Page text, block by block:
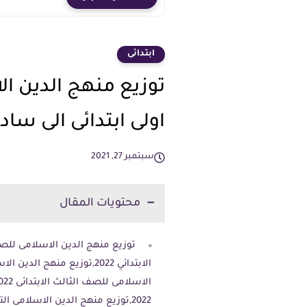
ابتدائى
توزيع منهج الدين
اولى ابتدائى الى
سبتمبر 27, 2021
محتويات المقال